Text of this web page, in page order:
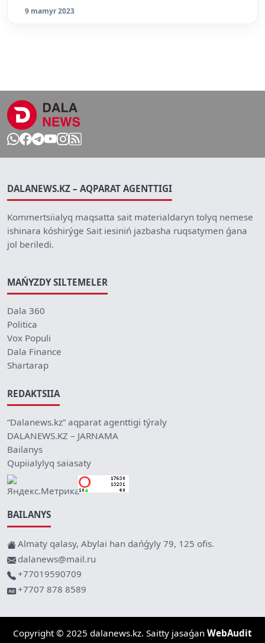
9 mamyr 2023
DALANEWS.KZ – AQPARAT AGENTTIGI
Kommertsiialyq maqsatta sait materialdaryn tolyq nemese
ishinara kóshirýge Sait iesiniń jazbasha ruqsatymen ǵana
jol beriledi.
MAŃYZDY SILTEMELER
Dala 360
Politica
Vox Populi
Dala Finance
Shartarap
REDAKTSIIA
“Dalanews.kz” aqparat agenttigi týraly
DALANEWS.KZ – JARNAMA
Bailanys
Qupiialylyq saiasaty
BAILANYS
Almaty qalasy, Abylai han dańǵyly 79, 125 ofis.
dalanews@mail.ru
+77019590709
+7707 878 8589
Copyright © 2025 dalanews.kz. Saitty jasaǵan WebAudit